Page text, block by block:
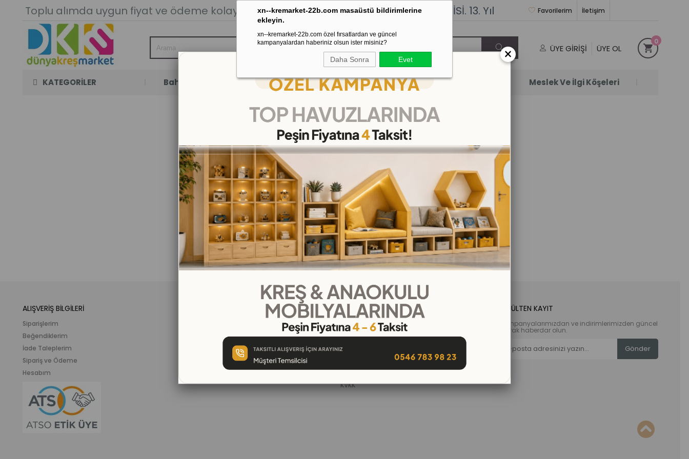
xn--kremarket-22b.com masaüstü bildirimlerine
ekleyin.
xn--kremarket-22b.com özel fırsatlardan ve güncel
kampanyalardan haberiniz olsun ister misiniz?
Daha Sonra Evet
Toplu alımda uygun fiyat ve ödeme kolaylığı. Stoktan Gönderim.% 100İADEGARANTİSİ. 13. Yıl İletişim
Favorilerim
ÜYE GIRIŞI ÜYE OL
0
KATEGORİLER Bahçe Oyun Odası Kaydırak Salıncak Tahterevalli Çok Satanlar Meslek Ve İlgi Köşeleri
ALIŞVERİŞ BİLGİLERİ
Siparişlerim
Beğendiklerim
İade Taleplerim
Sipariş ve Ödeme
Hesabım
Meslek ve İlgi Köşeleri
Eğitici Plastik Oyuncak
KURUMSAL
Hakkımızda
İletişim
Banka Hesap Numaraları
Gizlilik ve Güvenlik
Garanti ve İade
KVKK
E-BÜLTEN KAYIT
Kampanyalarımızdan ve indirimlerimizden güncel
olarak haberdar olun.
Gönder
×